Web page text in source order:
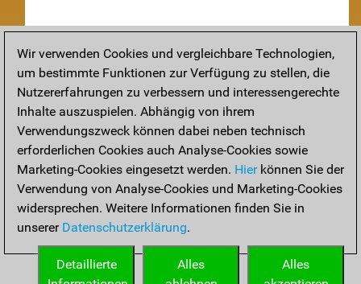
Nachspielen
TAKTIK
Taktikstellungen aus den heutigen Partien
THEORIE
Interessante Eröffnungstheorie aus aktuellen Partien
Wir verwenden Cookies und vergleichbare Technologien,
um bestimmte Funktionen zur Verfügung zu stellen, die
Nutzererfahrungen zu verbessern und interessengerechte
Inhalte auszuspielen. Abhängig von ihrem
Verwendungszweck können dabei neben technisch
erforderlichen Cookies auch Analyse-Cookies sowie
Marketing-Cookies eingesetzt werden. Hierkönnen Sie der
Verwendung von Analyse-Cookies und Marketing-Cookies
widersprechen. Weitere Informationen finden Sie in
unserer Datenschutzerklärung.
Alles
Alles
Detaillierte